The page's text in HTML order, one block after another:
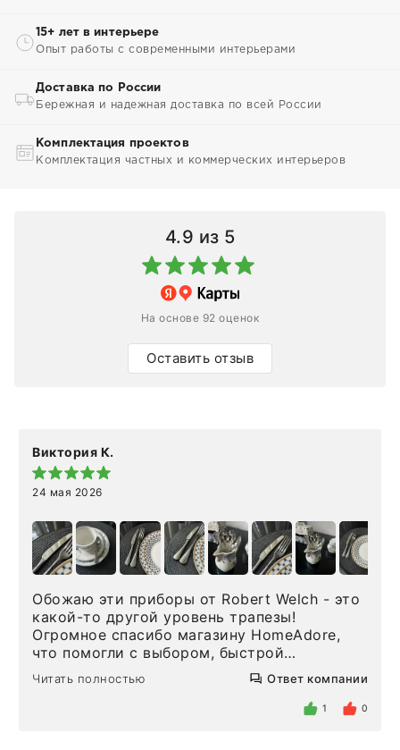
15+ лет в интерьере
Опыт работы с современными интерьерами
Доставка по России
Бережная и надежная доставка по всей России
Комплектация проектов
Комплектация частных и коммерческих интерьеров
4.9 из 5
На основе 92 оценок
Оставить отзыв
Виктория К.
24 мая 2026
Обожаю эти приборы от Robert Welch - это
какой-то другой уровень трапезы!
Огромное спасибо магазину HomeAdore,
что помогли с выбором, быстрой
доставкой и высоким сервисом. Один раз
была здесь лично, забирала чайные ложки,
внутри очень много антикварной посуды,
Читать полностью Ответ компании
1 0